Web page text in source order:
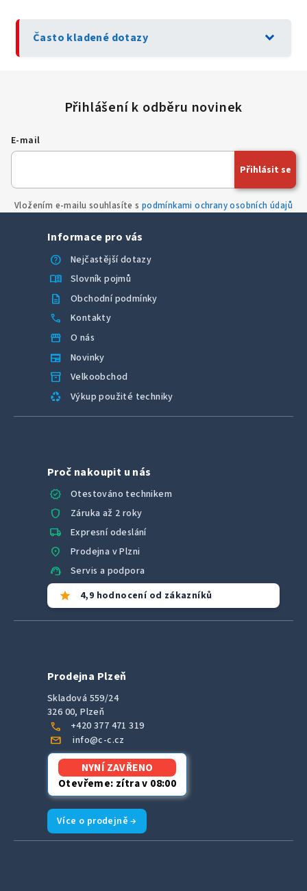
Často kladené dotazy expand_more
E-mail
Vložením e-mailu souhlasíte s podmínkami ochrany osobních údajů
Přihlásit se
Informace pro vás
help
Nejčastější dotazy
menu_book Slovník pojmů
description Obchodní podmínky
call Kontakty
storefront O nás
newspaper Novinky
inventory_2 Velkoobchod
recycling Výkup použité techniky
Proč nakoupit u nás
verified
Otestováno technikem
shield Záruka až 2 roky
local_shipping Expresní odeslání
location_on Prodejna v Plzni
support_agent Servis a podpora
star 4,9 hodnocení od zákazníků
Prodejna Plzeň
Skladová 559/24
326 00, Plzeň
call +420 377 471 319
mail info@c-c.cz
NYNÍ ZAVŘENO
Otevřeme: zítra v 08:00
Více o prodejně →